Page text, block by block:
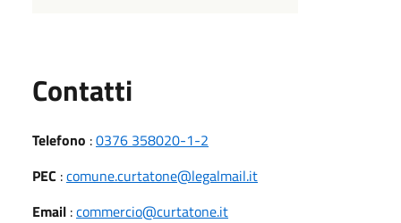
Contatti
Telefono :0376 358020-1-2
PEC :comune.curtatone@legalmail.it
Email :commercio@curtatone.it